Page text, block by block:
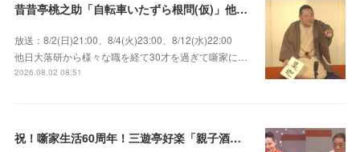
昔昔亭桃之助「自転車いたずら根問(仮)」他～師匠・桃太郎のいない初めての桜の季節の独演会！
放送：8/2(日)21:00、8/4(火)23:00、8/12(水)22:00
他日大落研から様々な職を経て30才を過ぎて噺家に…
2026.08.02 08:51
祝！噺家生活60周年！三遊亭好楽「親子酒」錦笑亭満堂「桜ん坊」～満堂フェス2026